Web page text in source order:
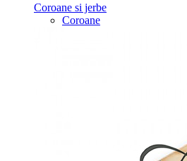
Coroane si jerbe
Coroane